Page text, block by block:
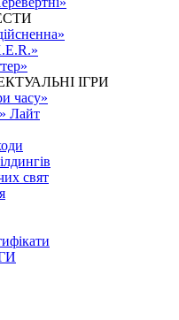
ІГРИ
часу»
Лайт
свят